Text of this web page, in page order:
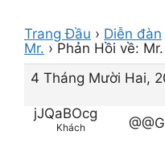
Trang Đầu › Diễn đàn
Mr. › Phản Hồi về: Mr.
4 Tháng Mười Hai,
jJQaBOcg
Khách